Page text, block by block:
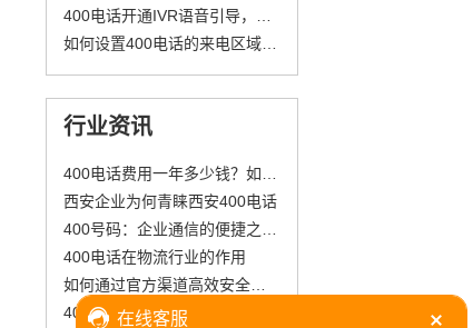
行业资讯
西安企业为何青睐西安400电话
400电话在物流行业的作用